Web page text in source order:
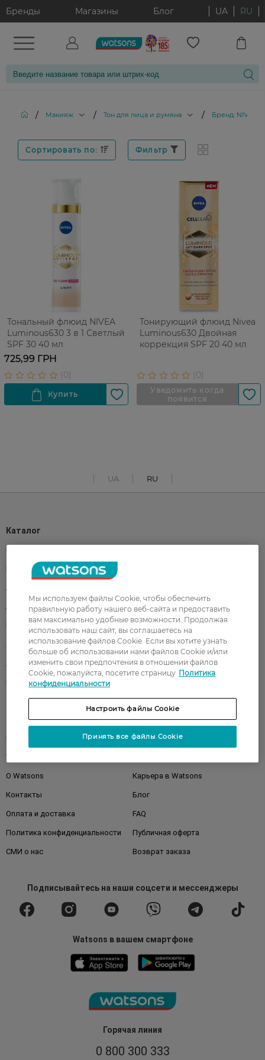
Бренды Магазины Блог UA RU
/ Макияж / Тон для лица и румяна / Бренд: NIVEA
Сортировать по: Фильтр
Тональный флюид NIVEA
Luminous630 3 в 1 Светлый
SPF 30 40 мл
725,99 ГРН
Тонирующий флюид Nivea
Luminous630 Двойная
коррекция SPF 20 40 мл
UA RU
Горячая линия
0 800 300 333
Каталог
Парфюмерия
Акции
Лицо Тело
Волосы
Аксессуары Дерматокосметика
Бренды
Клиентам
Магазины
Watsons Club
О Watsons Карьера в Watsons
Контакты Блог
Оплата и доставка FAQ
Политика конфиденциальности Публичная оферта
СМИ о нас Возврат заказа
Подписывайтесьна наши соцсети и мессенджеры
Watsons в вашем смартфоне
Мы используем файлы Cookie, чтобы обеспечить
правильную работу нашего веб-сайта и предоставить
вам максимально удобные возможности. Продолжая
использовать наш сайт, вы соглашаетесь на
использование файлов Cookie. Если вы хотите узнать
больше об использовании нами файлов Cookie и/или
изменить свои предпочтения в отношении файлов
Cookie, пожалуйста, посетите страницу Политика
конфиденциальности
Настроить файлы Cookie
Принять все файлы Cookie